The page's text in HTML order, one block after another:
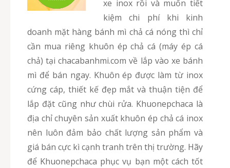
xe inox rồi và muốn tiết
kiệm chi phí khi kinh
doanh mặt hàng bánh mì chả cá nóng thì chỉ
cần mua riêng khuôn ép chả cá (máy ép cá
chả) tại chacabanhmi.com về lắp vào xe bánh
mì để bán ngay. Khuôn ép được làm từ inox
cứng cáp, thiết kế đẹp mắt và thuận tiện để
lắp đặt cũng như chùi rửa. Khuonepchaca là
địa chỉ chuyên sản xuất khuôn ép chả cá inox
nên luôn đảm bảo chất lượng sản phẩm và
giá bán cực kì cạnh tranh trên thị trường. Hãy
để Khuonepchaca phục vụ bạn một cách tốt